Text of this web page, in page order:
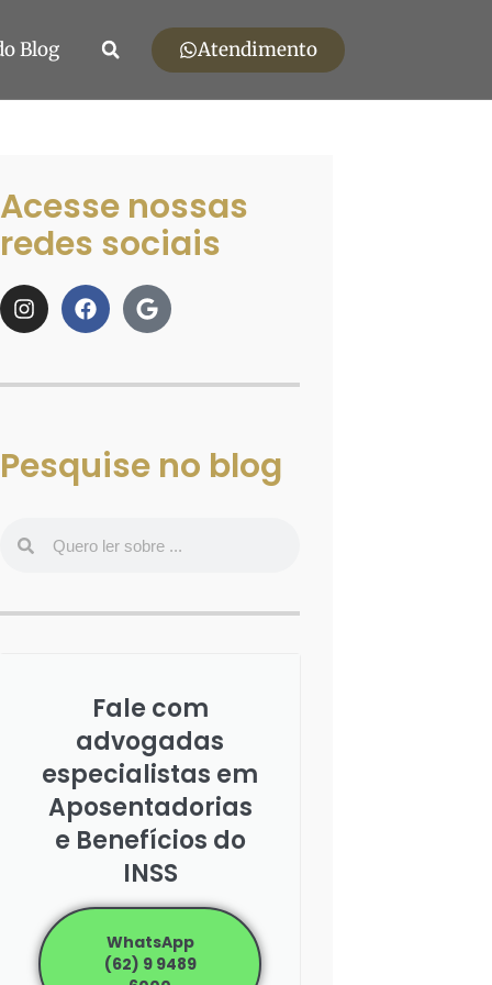
Blog Atendimento
Acesse nossas
redes sociais
Pesquise no blog
Fale com
advogadas
especialistas em
Aposentadorias
e Benefícios do
INSS
WhatsApp
(62) 9 9489